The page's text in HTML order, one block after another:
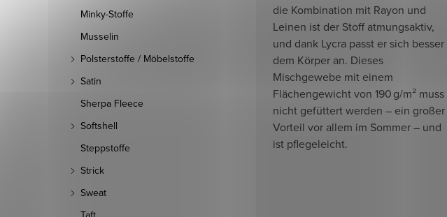
Minky-Stoffe
Musselin
Polsterstoffe / Möbelstoffe
Satin
Sherpa Fleece
Softshell
Steppstoffe
Strick
Sweat
die Kombination mit Rayon und
Leinen ist der Stoff atmungsaktiv,
und dank Lycra passt er sich besser
dem Körper an. Dieses
Mischgewebe mit einem
Flächengewicht von 190 g/m² muss
nicht gefüttert werden – ein großer
Vorteil vor allem im Sommer – und
ist pflegeleicht.